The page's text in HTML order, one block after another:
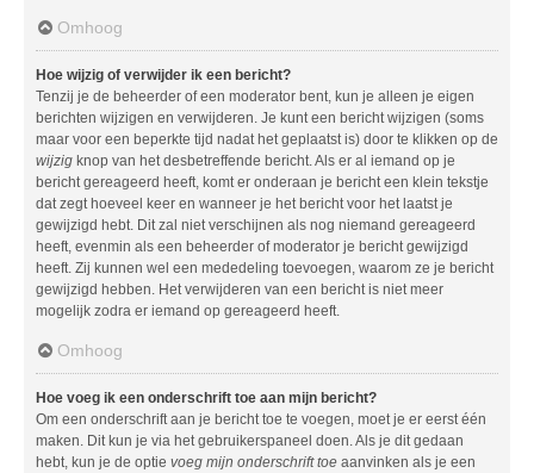
Omhoog
Hoe wijzig of verwijder ik een bericht?
Tenzij je de beheerder of een moderator bent, kun je alleen je eigen
berichten wijzigen en verwijderen. Je kunt een bericht wijzigen (soms
maar voor een beperkte tijd nadat het geplaatst is) door te klikken op de
wijzig knop van het desbetreffende bericht. Als er al iemand op je
bericht gereageerd heeft, komt er onderaan je bericht een klein tekstje
dat zegt hoeveel keer en wanneer je het bericht voor het laatst je
gewijzigd hebt. Dit zal niet verschijnen als nog niemand gereageerd
heeft, evenmin als een beheerder of moderator je bericht gewijzigd
heeft. Zij kunnen wel een mededeling toevoegen, waarom ze je bericht
gewijzigd hebben. Het verwijderen van een bericht is niet meer
mogelijk zodra er iemand op gereageerd heeft.
Omhoog
Hoe voeg ik een onderschrift toe aan mijn bericht?
Om een onderschrift aan je bericht toe te voegen, moet je er eerst één
maken. Dit kun je via het gebruikerspaneel doen. Als je dit gedaan
hebt, kun je de optie voeg mijn onderschrift toe aanvinken als je een